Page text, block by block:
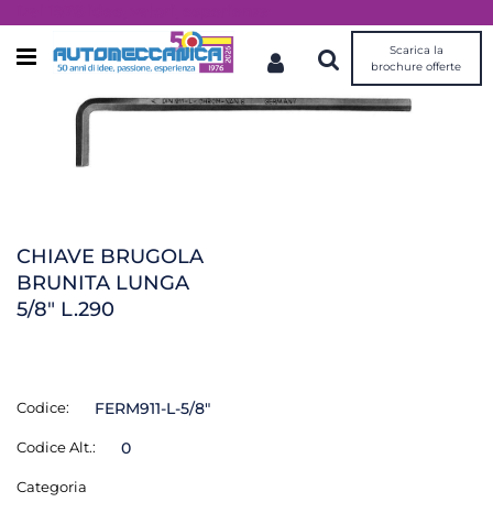
Open menu
Scarica la
brochure offerte
CHIAVE BRUGOLA
BRUNITA LUNGA
5/8" L.290
Codice: FERM911-L-5/8"
Codice Alt.: 0
Categoria